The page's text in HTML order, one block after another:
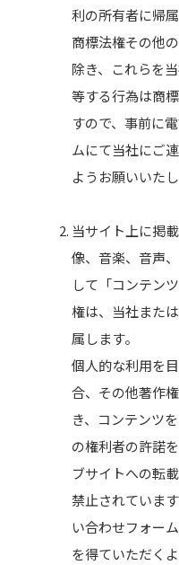
利の所有者に帰属
商標法権その他
除き、これらを
等する行為は商
すので、事前に
ムにて当社にご
ようお願いいたし
当サイト上に掲
像、音楽、音声
して「コンテン
権は、当社また
属します。
個人的な利用を
合、その他著作
き、コンテンツ
の権利者の許諾
ブサイトへの転
禁止されていま
い合わせフォー
を得ていただく